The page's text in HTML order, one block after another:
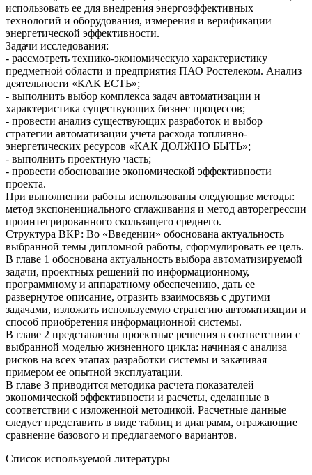
использовать ее для внедрения энергоэффективных
технологий и оборудования, измерения и верификации
энергетической эффективности.
Задачи исследования:
- рассмотреть технико-экономическую характеристику
предметной области и предприятия ПАО Ростелеком. Анализ
деятельности «КАК ЕСТЬ»;
- выполнить выбор комплекса задач автоматизации и
характеристика существующих бизнес процессов;
- провести анализ существующих разработок и выбор
стратегии автоматизации учета расхода топливно-
энергетических ресурсов «КАК ДОЛЖНО БЫТЬ»;
- выполнить проектную часть;
- провести обоснование экономической эффективности
проекта.
При выполнении работы использованы следующие методы:
метод экспоненциального сглаживания и метод авторегрессии
проинтегрированного скользящего среднего.
Структура ВКР: Во «Введении» обоснована актуальность
выбранной темы дипломной работы, сформулировать ее цель.
В главе 1 обоснована актуальность выбора автоматизируемой
задачи, проектных решений по информационному,
программному и аппаратному обеспечению, дать ее
развернутое описание, отразить взаимосвязь с другими
задачами, изложить используемую стратегию автоматизации и
способ приобретения информационной системы.
В главе 2 представлены проектные решения в соответствии с
выбранной моделью жизненного цикла: начиная с анализа
рисков на всех этапах разработки системы и закачивая
примером ее опытной эксплуатации.
В главе 3 приводится методика расчета показателей
экономической эффективности и расчеты, сделанные в
соответствии с изложенной методикой. Расчетные данные
следует представить в виде таблиц и диаграмм, отражающие
сравнение базового и предлагаемого вариантов.
Список используемой литературы